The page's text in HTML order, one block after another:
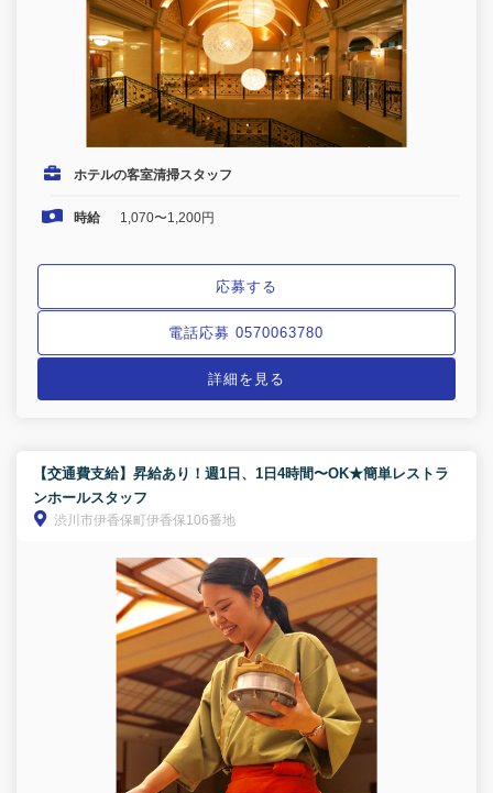
ホテルの客室清掃スタッフ
時給 1,070〜1,200円
応募する
電話応募 0570063780
詳細を見る
【交通費支給】昇給あり！週1日、1日4時間〜OK★簡単レストラ
ンホールスタッフ
渋川市伊香保町伊香保106番地